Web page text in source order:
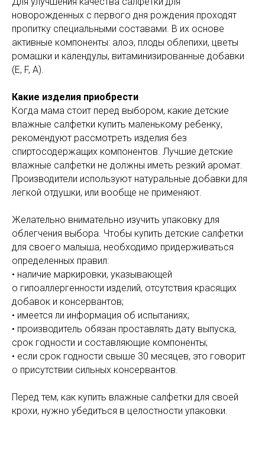
новорожденных с первого дня рождения проходят
пропитку специальными составами. В их основе
активные компоненты: алоэ, плоды облепихи, цветы
ромашки и календулы, витаминизированные добавки
(E, F, A).
Какие изделия приобрести
Когда мама стоит перед выбором, какие детские
влажные салфетки купить маленькому ребенку,
рекомендуют рассмотреть изделия без
спиртосодержащих компонентов. Лучшие детские
влажные салфетки не должны иметь резкий аромат.
Производители используют натуральные добавки для
легкой отдушки, или вообще не применяют.
Желательно внимательно изучить упаковку для
облегчения выбора. Чтобы купить детские салфетки
для своего малыша, необходимо придерживаться
определенных правил:
• наличие маркировки, указывающей
о гипоаллергенности изделий, отсутствия красящих
добавок и консервантов;
• имеется ли информация об испытаниях;
• производитель обязан проставлять дату выпуска,
срок годности и составляющие компоненты;
• если срок годности свыше 30 месяцев, это говорит
о присутствии сильных консервантов.
Перед тем, как купить влажные салфетки для своей
крохи, нужно убедиться в целостности упаковки.